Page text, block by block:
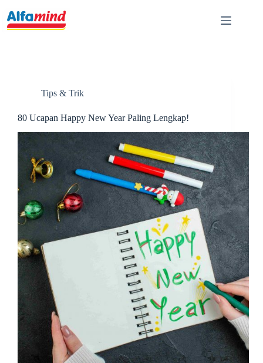
Tips & Trik
80 Ucapan Happy New Year Paling Lengkap!